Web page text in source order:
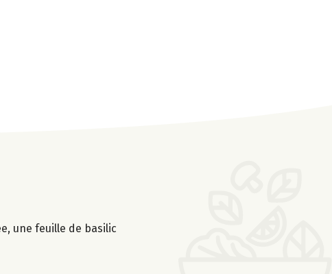
une feuille de basilic